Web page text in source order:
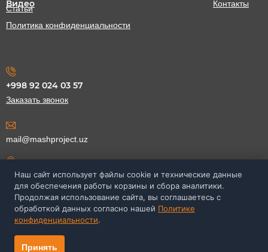
Видео
Контакты
Статьи
Политика конфиденциальности
+998 92 024 03 57
Заказать звонок
mail@mashproject.uz
ул. Нукус 85а,
г. Ташкент, Узбекистан
Наш сайт использует файлы cookie и технические данные
для обеспечения работы корзины и сбора аналитики.
Продолжая использование сайта, вы соглашаетесь с
обработкой данных согласно нашей Политике
конфиденциальности.
Принять